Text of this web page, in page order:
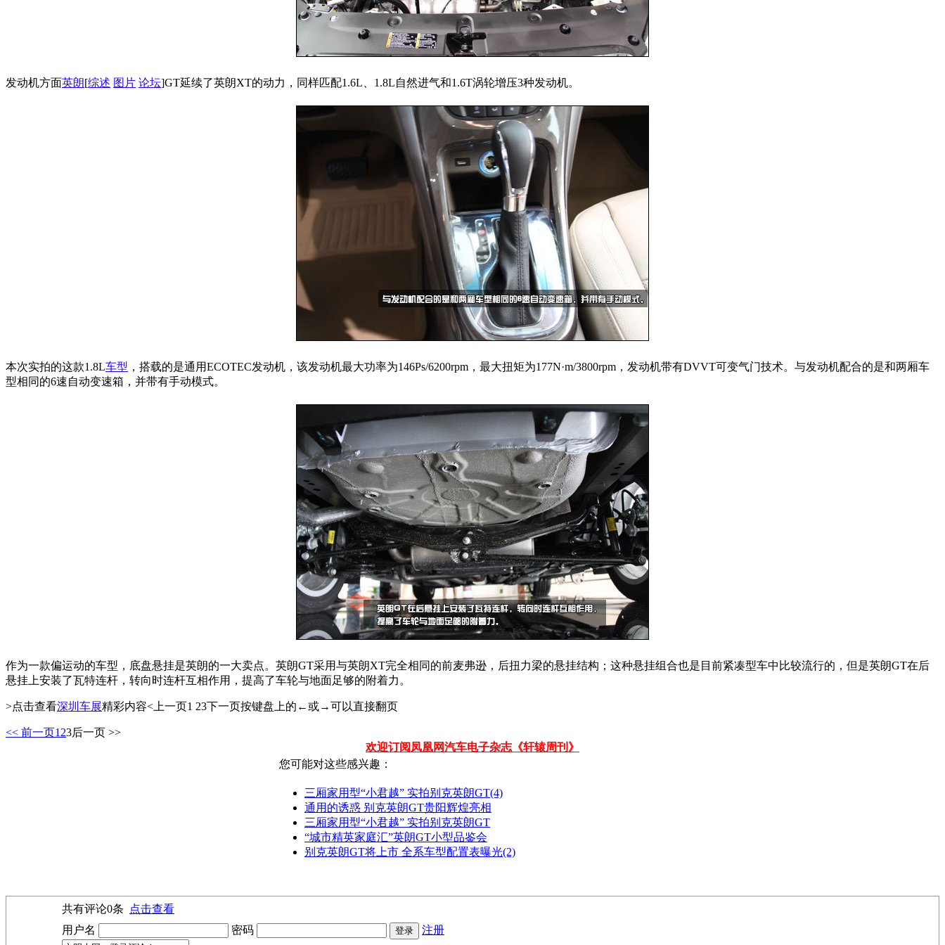
发动机方面英朗[综述 图片 论坛]GT延续了英朗XT的动力，同样匹配1.6L、1.8L自然进气和1.6T涡轮增压3种发动机。
本次实拍的这款1.8L车型 ，搭载的是通用ECOTEC发动机，该发动机最大功率为146Ps/6200rpm，最大扭矩为177N·m/3800rpm，发动机带有DVVT可变气门技术。与发动机配合的是和两厢车
型相同的6速自动变速箱，并带有手动模式。
作为一款偏运动的车型，底盘悬挂是英朗的一大卖点。英朗GT采用与英朗XT完全相同的前麦弗逊，后扭力梁的悬挂结构；这种悬挂组合也是目前紧凑型车中比较流行的，但是英朗GT在后
悬挂上安装了瓦特连杆，转向时连杆互相作用，提高了车轮与地面足够的附着力。
>点击查看深圳车展精彩内容<上一页1 23下一页按键盘上的←或→可以直接翻页
<< 前一页1 23后一页 >>
欢迎订阅凤凰网汽车电子杂志《轩辕周刊》
您可能对这些感兴趣：
三厢家用型“小君越” 实拍别克英朗GT(4)
通用的诱惑 别克英朗GT贵阳辉煌亮相
三厢家用型“小君越” 实拍别克英朗GT
“城市精英家庭汇”英朗GT小型品鉴会
别克英朗GT将上市 全系车型配置表曝光(2)
共有评论0条
点击查看
用户名
密码 注册